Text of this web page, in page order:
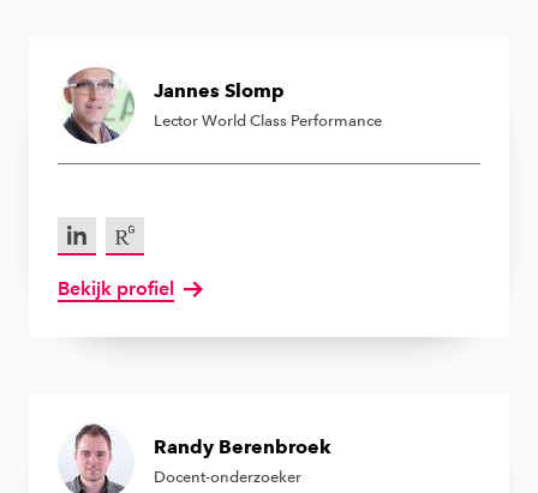
Jannes Slomp
Lector World Class Performance
LinkedIn van Jannes Slomp
Research Gate Jannes Slomp
Bekijk profiel
van Jannes Slomp
Randy Berenbroek
Docent-onderzoeker